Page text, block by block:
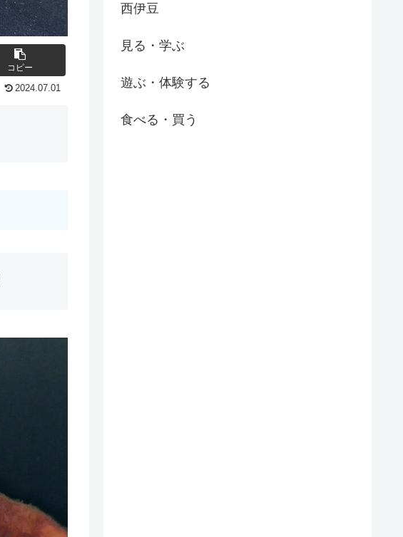
コピー
2024.07.01
西伊豆
見る・学ぶ
遊ぶ・体験する
食べる・買う